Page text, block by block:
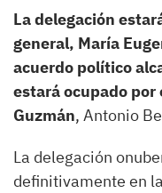
La delegación
general, María
acuerdo político
estará ocupado por
Guzmán, Antonio
La delegación
definitivamente en